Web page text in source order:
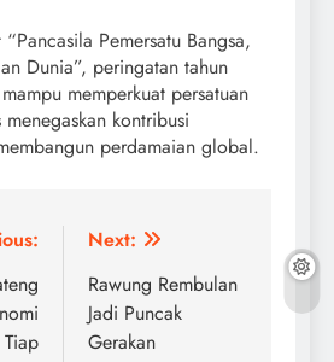
Pemersatu Bangsa,
Dunia”, peringatan tahun
memperkuat persatuan
kontribusi
perdamaian global.
Next:
Rawung Rembulan
Jadi Puncak
Gerakan